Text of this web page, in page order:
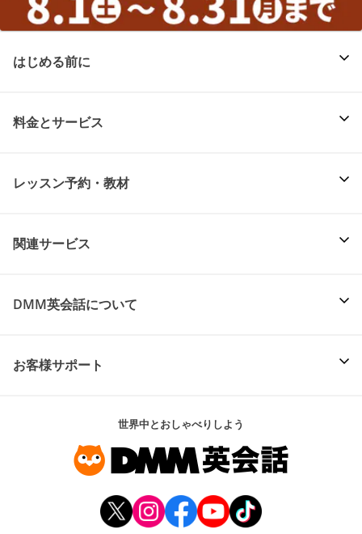
はじめる前に
料金とサービス
レッスン予約・教材
関連サービス
DMM英会話について
お客様サポート
世界中とおしゃべりしよう